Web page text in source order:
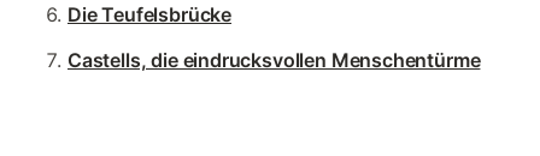
Die Teufelsbrücke
Castells, die eindrucksvollen Menschentürme